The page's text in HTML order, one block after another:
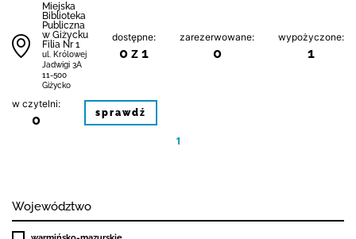
Miejska
Biblioteka
Publiczna
w Giżycku
Filia Nr 1
ul. Królowej
Jadwigi 3A
11-500
Giżycko
dostępne:
0 z 1
zarezerwowane:
0
wypożyczone:
1
w czytelni:
0 sprawdź
1
Województwo